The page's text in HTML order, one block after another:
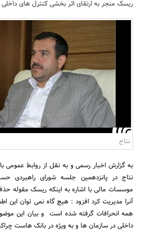
ریسک منجر به ارتقای اثر بخشی کنترل های
نتاج
به گزارش اخبار رسمی و به نقل از روابط عمومی
نتاج در پانزدهمین جلسه شورای راهبردی
موسسات مالی با اشاره به اینکه ریسک مقوله
آنرا مدیریت کرد افزود : هیچ گاه نمی توان این
همه انحرافات گرفته شده است و بیان این
داخلی در سازمان ها و به ویژه در بانک هاست